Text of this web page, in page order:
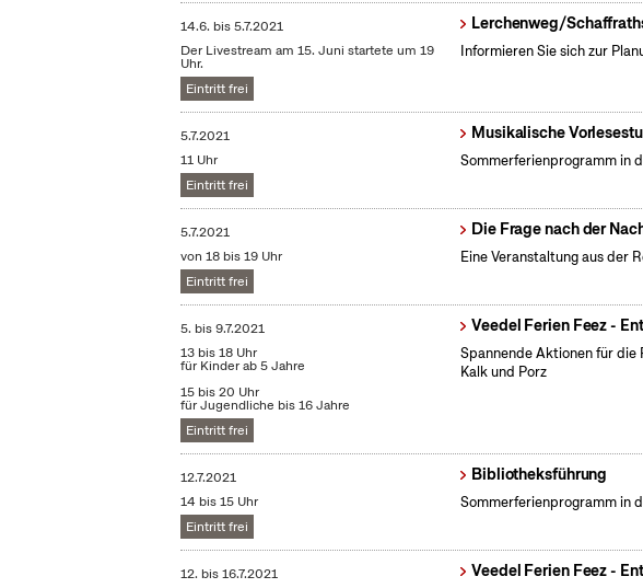
14.6. bis5.7.2021
Der Livestream am 15. Juni startete um 19
Uhr.
Eintritt frei
Lerchenweg/
Informieren Sie sich zur
5.7.2021
11 Uhr
Eintritt frei
Musikalische
Sommerferienprogramm in
5.7.2021
von 18 bis 19 Uhr
Eintritt frei
Die Frage nach der
Eine Veranstaltung aus der
5. bis9.7.2021
13 bis 18 Uhr
für Kinder ab 5 Jahre
15 bis 20 Uhr
für Jugendliche bis 16 Jahre
Eintritt frei
Veedel Ferien Feez -
Spannende Aktionen für die
Kalk und Porz
12.7.2021
14 bis 15 Uhr
Eintritt frei
Bibliotheksführung
Sommerferienprogramm in
12. bis16.7.2021
Veedel Ferien Feez -